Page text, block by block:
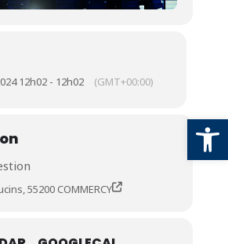
12h02 - 12h02 (GMT+00:00)
55200 COMMERCY